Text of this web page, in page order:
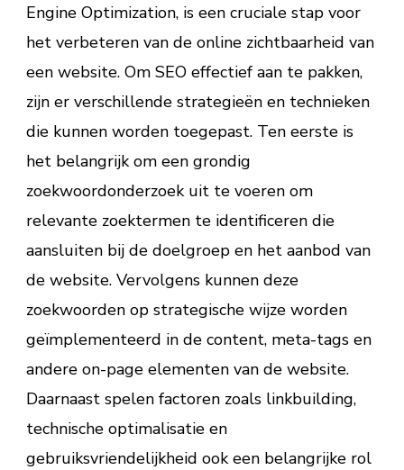
Engine Optimization, is een cruciale stap voor
het verbeteren van de online zichtbaarheid van
een website. Om SEO effectief aan te pakken,
zijn er verschillende strategieën en technieken
die kunnen worden toegepast. Ten eerste is
het belangrijk om een grondig
zoekwoordonderzoek uit te voeren om
relevante zoektermen te identificeren die
aansluiten bij de doelgroep en het aanbod van
de website. Vervolgens kunnen deze
zoekwoorden op strategische wijze worden
geïmplementeerd in de content, meta-tags en
andere on-page elementen van de website.
Daarnaast spelen factoren zoals linkbuilding,
technische optimalisatie en
gebruiksvriendelijkheid ook een belangrijke rol